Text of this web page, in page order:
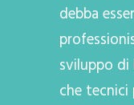
debba
sviluppo di
che tecnici